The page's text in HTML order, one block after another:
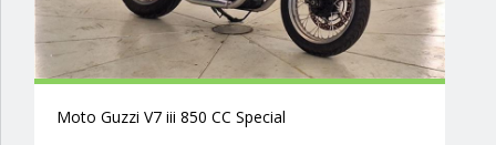
Moto Guzzi V7 iii 850 CC Special